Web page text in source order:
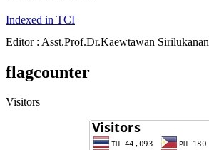
Indexed in TCI
Editor : Asst.Prof.Dr.Kaewtawan
flagcounter
Visitors